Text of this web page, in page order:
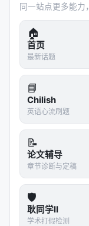
相关条目交叉
暂无同章节其
参考文献
原文：
Over
出版源见链接
---
深度分析附录
技术脉络定位
本工作处于
荐系统交叉地
同一站点更多能力
🏠
首页
最新话题
📘
Chilish
英语心流刷题
📝
论文辅导
章节诊断与定稿
🛡️
耿同学II
学术打假检测